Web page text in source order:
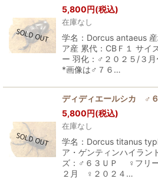
5,800円(税込)
在庫なし
学名：Dorcus antaeus
ア産 累代：CBＦ１ サ
ー 羽化：♂２０２５/３
*画像は♂７６…
ディディエールシカ ♂
5,800円(税込)
在庫なし
学名：Dorcus titanus
ア・ゲンティンハイラン
ズ：♂６３ＵＰ ♀フリ
２月 ♀２０２４…